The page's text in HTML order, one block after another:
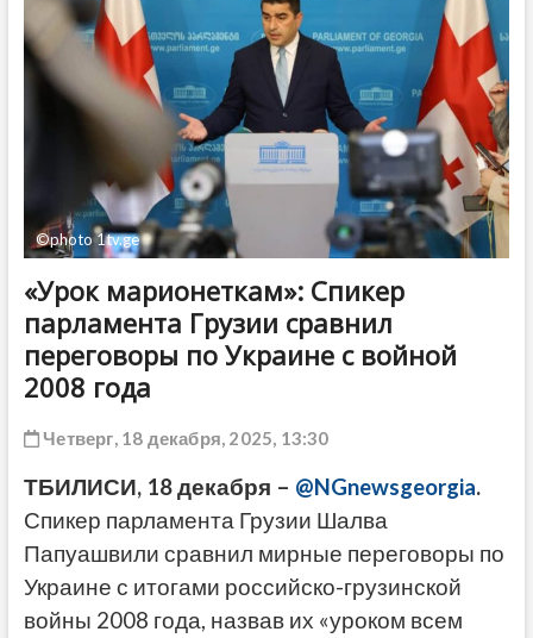
©photo 1tv.ge
«Урок марионеткам»: Спикер
парламента Грузии сравнил
переговоры по Украине с войной
2008 года
Четверг, 18 декабря, 2025, 13:30
ТБИЛИСИ, 18 декабря – @NGnewsgeorgia.
Спикер парламента Грузии Шалва
Папуашвили сравнил мирные переговоры по
Украине с итогами российско-грузинской
войны 2008 года, назвав их «уроком всем